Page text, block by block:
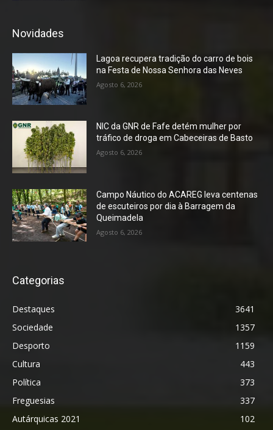
Novidades
Lagoa recupera tradição do carro de bois
na Festa de Nossa Senhora das Neves
Agosto 6, 2026
NIC da GNR de Fafe detém mulher por
tráfico de droga em Cabeceiras de Basto
Agosto 6, 2026
Campo Náutico do ACAREG leva centenas
de escuteiros por dia à Barragem da
Queimadela
Agosto 6, 2026
Categorias
Destaques
3641
Sociedade
1357
Desporto
1159
Cultura
443
Política
373
Freguesias
337
Autárquicas 2021
102